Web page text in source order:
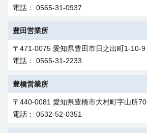
電話： 0565-31-0937
豊田営業所
〒471-0075 愛知県豊田市日之出町1-10-9
電話： 0565-31-2233
豊橋営業所
〒440-0081 愛知県豊橋市大村町字山所70
電話： 0532-52-0351